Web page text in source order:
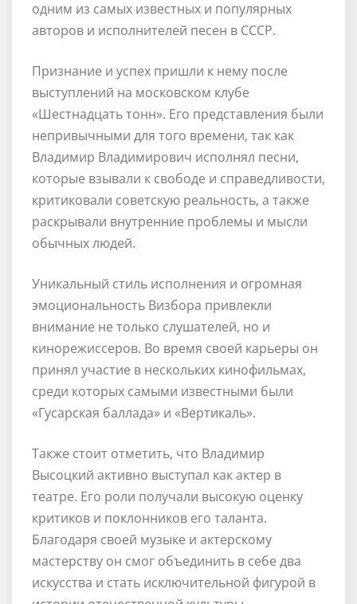
одним из самых известных и популярных
авторов и исполнителей песен в СССР.
Признание и успех пришли к нему после
выступлений на московском клубе
«Шестнадцать тонн». Его представления были
непривычными для того времени, так как
Владимир Владимирович исполнял песни,
которые взывали к свободе и справедливости,
критиковали советскую реальность, а также
раскрывали внутренние проблемы и мысли
обычных людей.
Уникальный стиль исполнения и огромная
эмоциональность Визбора привлекли
внимание не только слушателей, но и
кинорежиссеров. Во время своей карьеры он
принял участие в нескольких кинофильмах,
среди которых самыми известными были
«Гусарская баллада» и «Вертикаль».
Также стоит отметить, что Владимир
Высоцкий активно выступал как актер в
театре. Его роли получали высокую оценку
критиков и поклонников его таланта.
Благодаря своей музыке и актерскому
мастерству он смог объединить в себе два
искусства и стать исключительной фигурой в